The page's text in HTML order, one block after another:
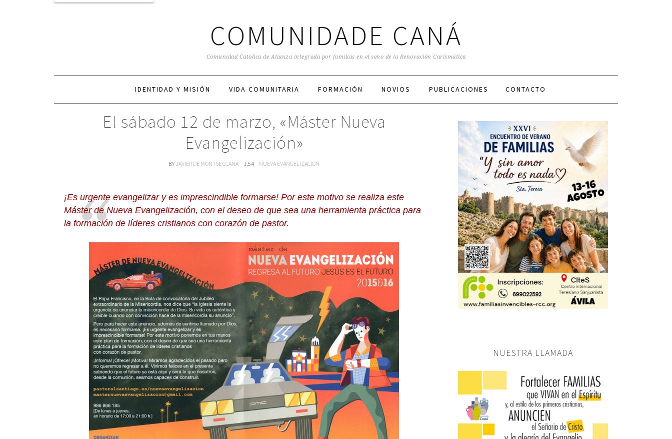
COMUNIDADE CANÁ
Comunidad Católica de Alianza integrada por familias en el seno de la Renovación Carismática
IDENTIDAD Y MISIÓN VIDA COMUNITARIA FORMACIÓN NOVIOS PUBLICACIONES CONTACTO
El sábado 12 de marzo, «Máster Nueva
Evangelización»
BY JAVIER DE MONTSE CCANÁ 1:54 NUEVA EVANGELIZACIÓN
¡Es urgente evangelizar y es imprescindible formarse! Por este motivo se realiza este
Máster de Nueva Evangelización, con el deseo de que sea una herramienta práctica para
la formación de líderes cristianos con corazón de pastor.
NUESTRA LLAMADA